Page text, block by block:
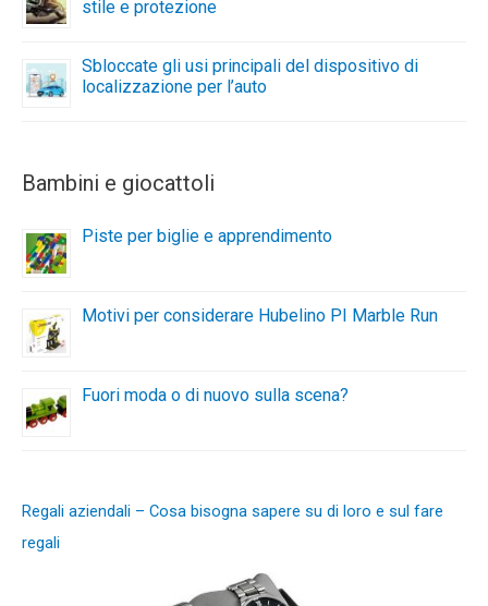
stile e protezione
Sbloccate gli usi principali del dispositivo di
localizzazione per l’auto
Bambini e giocattoli
Piste per biglie e apprendimento
Motivi per considerare Hubelino PI Marble Run
Fuori moda o di nuovo sulla scena?
Regali aziendali – Cosa bisogna sapere su di loro e sul fare
regali